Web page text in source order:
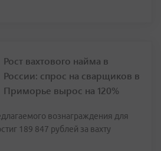
Рост вахтового найма в
России: спрос на сварщиков в
Приморье вырос на 120%
вознаграждения для
189 847 рублей за вахту